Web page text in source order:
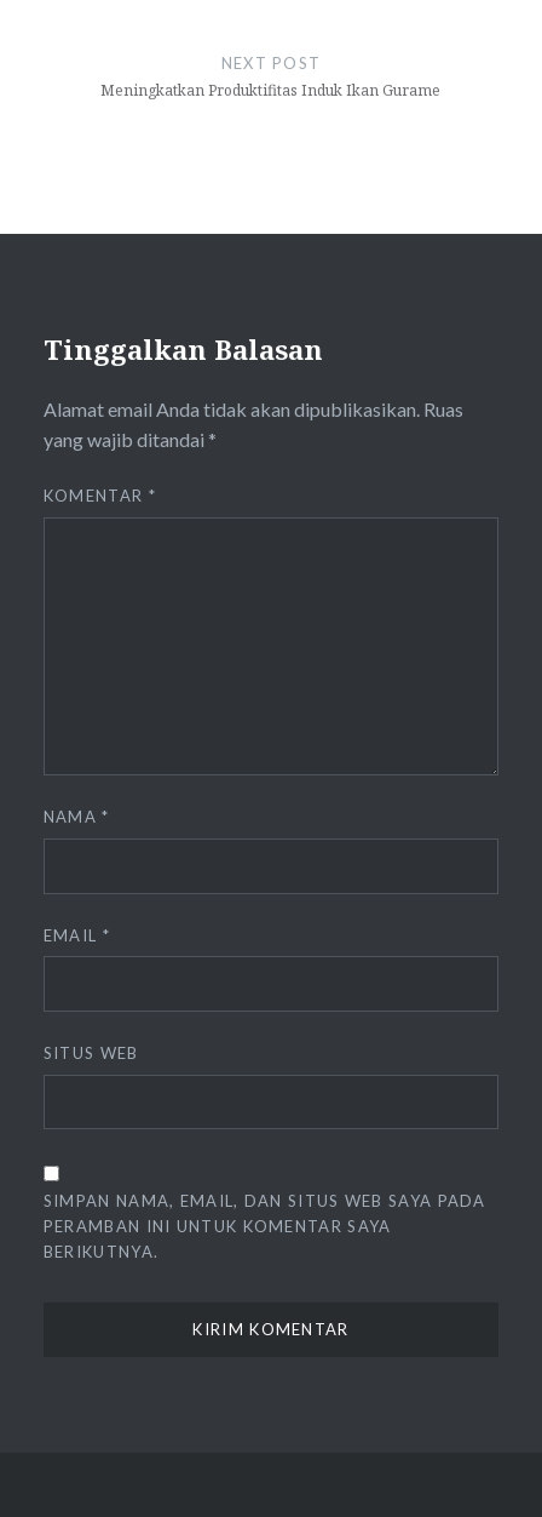
NEXT POST
Meningkatkan Produktifitas Induk Ikan Gurame
Tinggalkan Balasan
Alamat email Anda tidak akan dipublikasikan. Ruas
yang wajib ditandai *
KOMENTAR *
NAMA*
EMAIL *
SITUS WEB
SIMPAN NAMA, EMAIL, DAN SITUS WEB SAYA PADA
PERAMBAN INI UNTUK KOMENTAR SAYA
BERIKUTNYA.